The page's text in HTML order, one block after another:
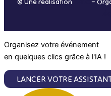
Organisez votre événement
en quelques clics grâce à l'IA !
LANCER VOTRE